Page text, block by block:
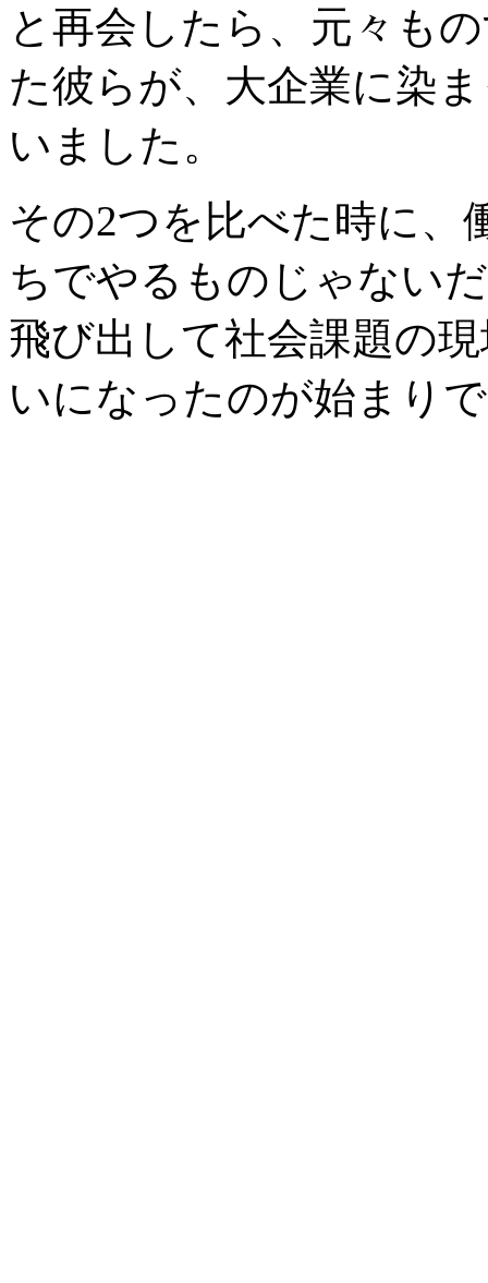
と再会したら、元々も
た彼らが、大企業に染
いました。
その2つを比べた時に、
ちでやるものじゃない
飛び出して社会課題の
いになったのが始まり